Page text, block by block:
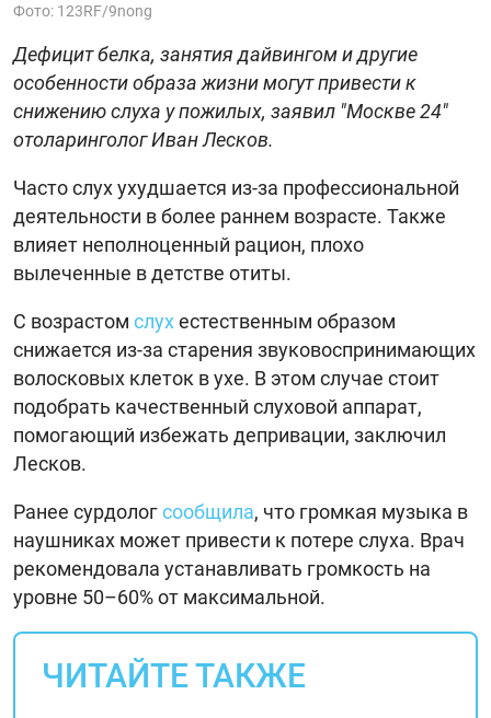
Фото: 123RF/9nong
Дефицит белка, занятия дайвингом и другие
особенности образа жизни могут привести к
снижению слуха у пожилых, заявил "Москве 24"
отоларинголог Иван Лесков.
Часто слух ухудшается из-за профессиональной
деятельности в более раннем возрасте. Также
влияет неполноценный рацион, плохо
вылеченные в детстве отиты.
С возрастом слухестественным образом
снижается из-за старения звуковоспринимающих
волосковых клеток в ухе. В этом случае стоит
подобрать качественный слуховой аппарат,
помогающий избежать депривации, заключил
Лесков.
Ранее сурдологсообщила, что громкая музыка в
наушниках может привести к потере слуха. Врач
рекомендовала устанавливать громкость на
уровне 50–60% от максимальной.
ЧИТАЙТЕ ТАКЖЕ